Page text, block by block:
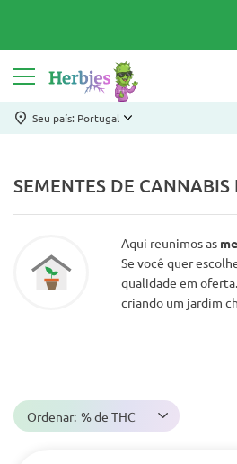
Seu país: Portugal
SEMENTES DE
Aqui reunimos as
Se você quer
qualidade em
criando um jardim
Ordenar: % de THC